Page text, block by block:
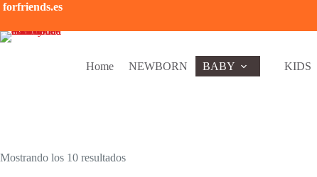
Saltar
contenido
forfriends.es
Home NEWBORN BABY KIDS
Mostrando los 10 resultados